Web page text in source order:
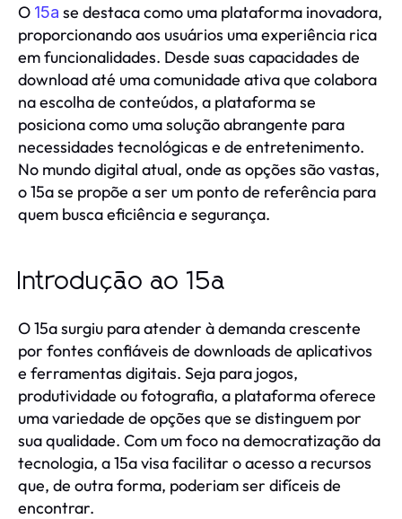
O 15a se destaca como uma plataforma inovadora,
proporcionando aos usuários uma experiência rica
em funcionalidades. Desde suas capacidades de
download até uma comunidade ativa que colabora
na escolha de conteúdos, a plataforma se
posiciona como uma solução abrangente para
necessidades tecnológicas e de entretenimento.
No mundo digital atual, onde as opções são vastas,
o 15a se propõe a ser um ponto de referência para
quem busca eficiência e segurança.
Introdução ao 15a
O 15a surgiu para atender à demanda crescente
por fontes confiáveis de downloads de aplicativos
e ferramentas digitais. Seja para jogos,
produtividade ou fotografia, a plataforma oferece
uma variedade de opções que se distinguem por
sua qualidade. Com um foco na democratização da
tecnologia, a 15a visa facilitar o acesso a recursos
que, de outra forma, poderiam ser difíceis de
encontrar.